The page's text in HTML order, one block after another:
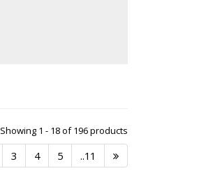
Showing 1 - 18 of 196 products
3 4 5 ..11